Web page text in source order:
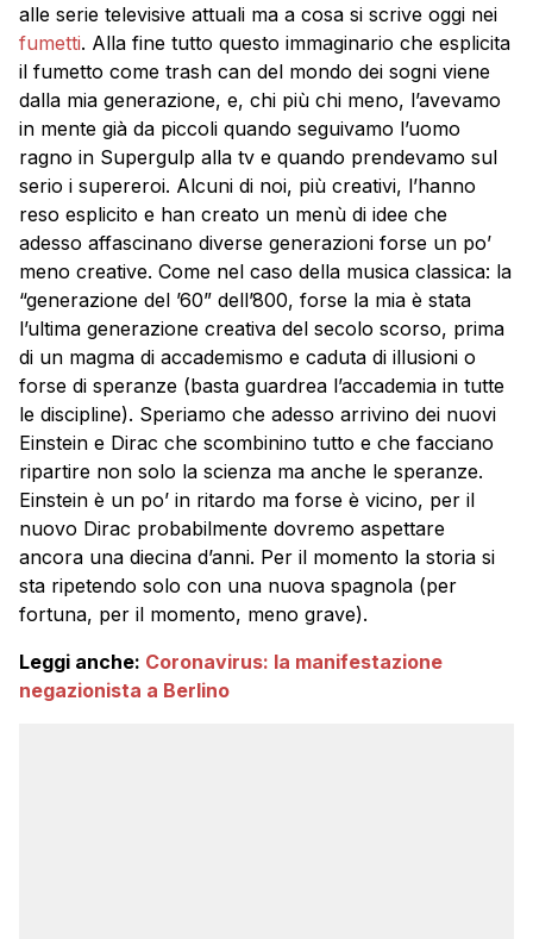
alle serie televisive attuali ma a cosa si scrive oggi nei
fumetti. Alla fine tutto questo immaginario che esplicita
il fumetto come trash can del mondo dei sogni viene
dalla mia generazione, e, chi più chi meno, l’avevamo
in mente già da piccoli quando seguivamo l’uomo
ragno in Supergulp alla tv e quando prendevamo sul
serio i supereroi. Alcuni di noi, più creativi, l’hanno
reso esplicito e han creato un menù di idee che
adesso affascinano diverse generazioni forse un po’
meno creative. Come nel caso della musica classica: la
“generazione del ’60” dell’800, forse la mia è stata
l’ultima generazione creativa del secolo scorso, prima
di un magma di accademismo e caduta di illusioni o
forse di speranze (basta guardrea l’accademia in tutte
le discipline). Speriamo che adesso arrivino dei nuovi
Einstein e Dirac che scombinino tutto e che facciano
ripartire non solo la scienza ma anche le speranze.
Einstein è un po’ in ritardo ma forse è vicino, per il
nuovo Dirac probabilmente dovremo aspettare
ancora una diecina d’anni. Per il momento la storia si
sta ripetendo solo con una nuova spagnola (per
fortuna, per il momento, meno grave).
Leggi anche: Coronavirus: la manifestazione
negazionista a Berlino